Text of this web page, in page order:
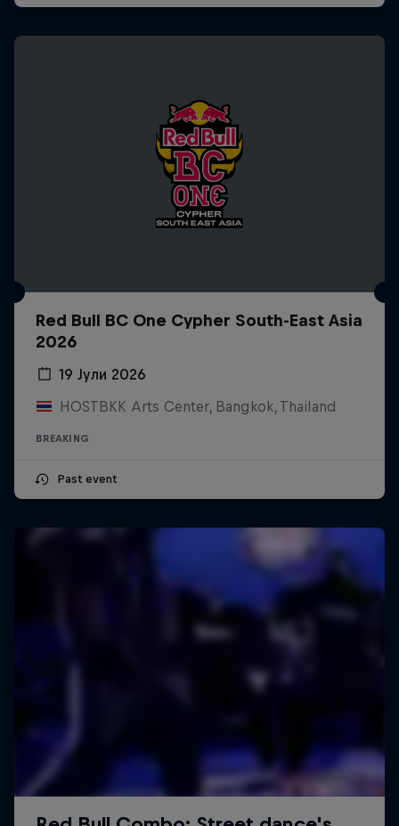
Red Bull BC One Cypher South-East Asia
2026
19 Јули 2026
HOSTBKK Arts Center, Bangkok, Thailand
BREAKING
Past event